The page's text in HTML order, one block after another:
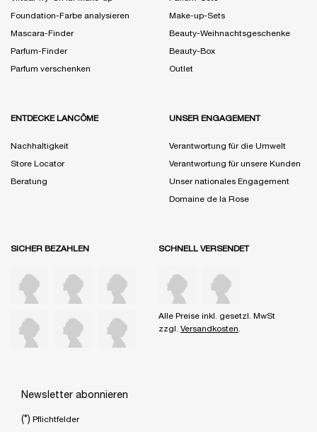
Foundation-Farbe analysieren
Mascara-Finder
Parfum-Finder
Parfum verschenken
Make-up-Sets
Beauty-Weihnachtsgeschenke
Beauty-Box
Outlet
ENTDECKE LANCÔME
Nachhaltigkeit
Store Locator
Beratung
UNSER ENGAGEMENT
Verantwortung für die Umwelt
Verantwortung für unsere Kunden
Unser nationales Engagement
Domaine de la Rose
SICHER BEZAHLEN SCHNELL VERSENDET
Alle Preise inkl. gesetzl. MwSt
zzgl. Versandkosten.
Newsletter abonnieren
(*) Pflichtfelder